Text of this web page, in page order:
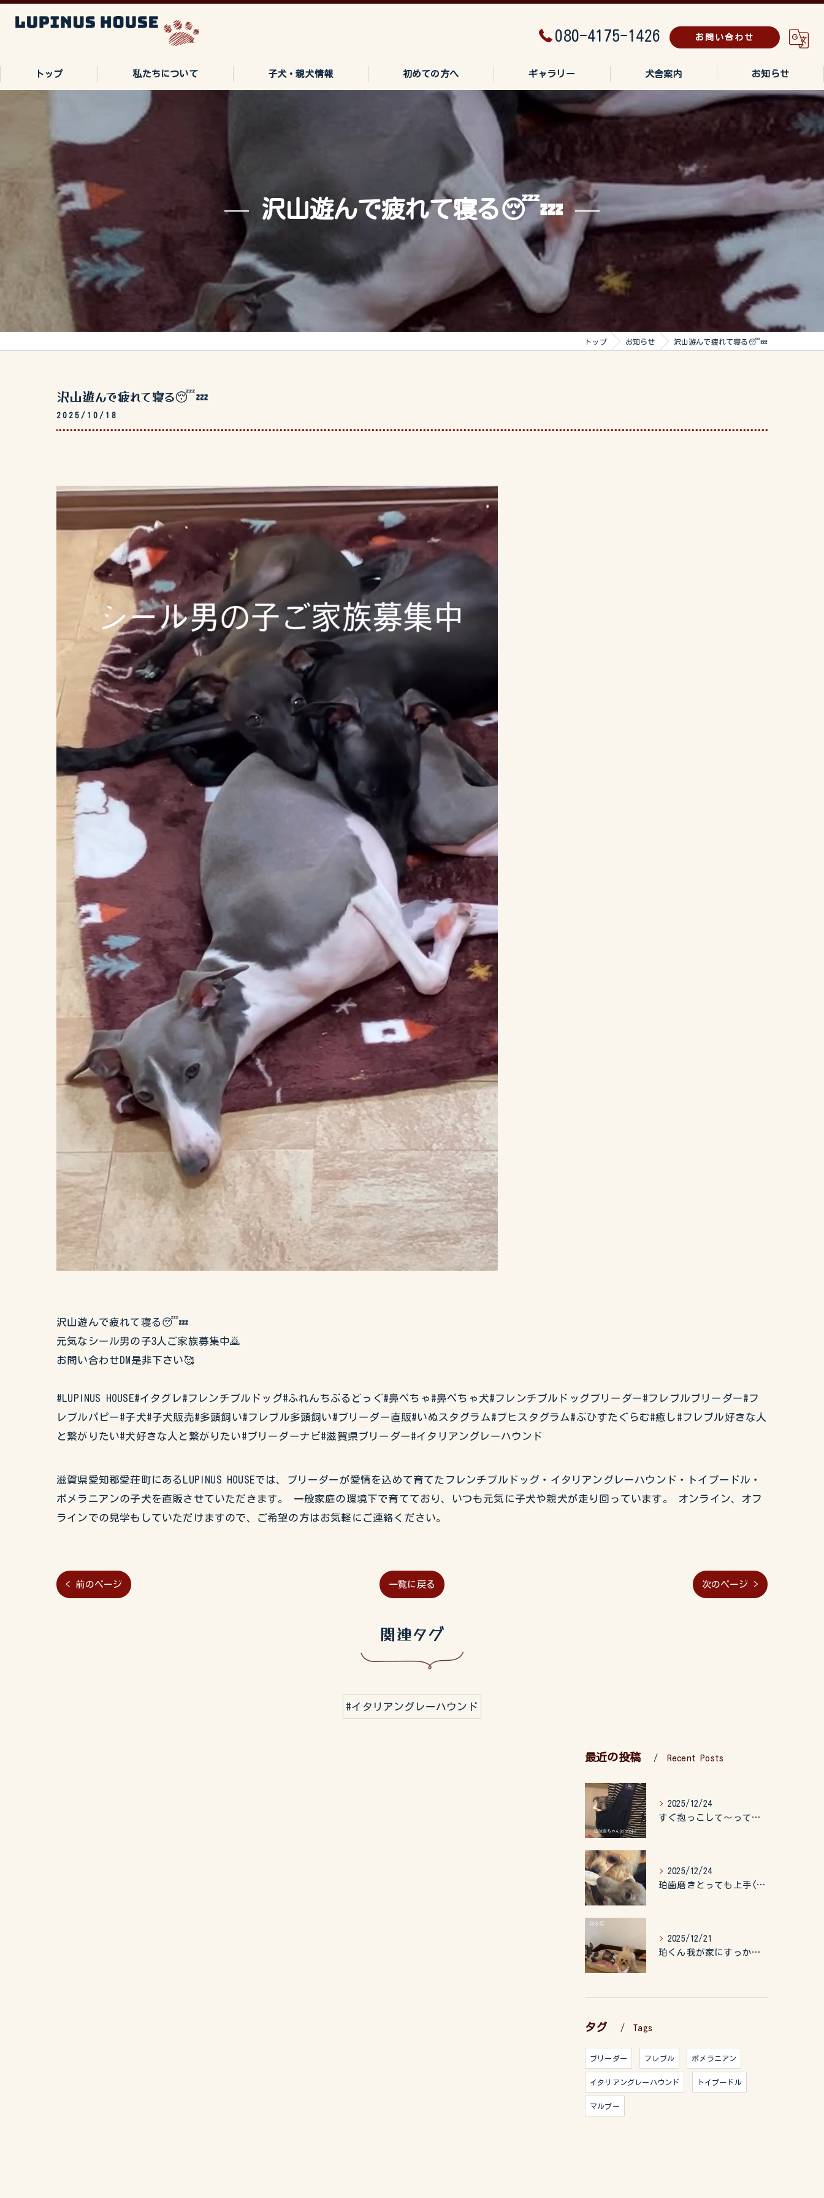
080-4175-1426 お問い合わせ
トップ 私たちについて
ご家族の声
よくある質問
子犬・親犬情報 初めての方へ ギャラリー 犬舎案内 お知らせ
沢山遊んで疲れて寝る😴💤
トップ お知らせ 沢山遊んで疲れて寝る😴💤
沢山遊んで疲れて寝る😴💤
2025/10/18
沢山遊んで疲れて寝る😴💤
元気なシール男の子3人ご家族募集中🙇
お問い合わせDM是非下さい🥰
#LUPINUS HOUSE#イタグレ#フレンチブルドッグ#ふれんちぶるどっぐ#鼻ぺちゃ#鼻ぺちゃ犬#フレンチブルドッグブリーダー#フレブルブリーダー#フ
レブルパピー#子犬#子犬販売#多頭飼い#フレブル多頭飼い#ブリーダー直販#いぬスタグラム#ブヒスタグラム#ぶひすたぐらむ#癒し#フレブル好きな人
と繋がりたい#犬好きな人と繋がりたい#ブリーダーナビ#滋賀県ブリーダー#イタリアングレーハウンド
滋賀県愛知郡愛荘町にあるLUPINUS HOUSEでは、ブリーダーが愛情を込めて育てたフレンチブルドッグ・イタリアングレーハウンド・トイプードル・
ポメラニアンの子犬を直販させていただきます。 一般家庭の環境下で育てており、いつも元気に子犬や親犬が走り回っています。 オンライン、オフ
ラインでの見学もしていただけますので、ご希望の方はお気軽にご連絡ください。
< 前のページ 一覧に戻る 次のページ >
関連タグ
#イタリアングレーハウンド
最近の投稿 Recent Posts
2025/12/24
すぐ抱っこして〜って言うので、抱っこ紐に入れてゆらゆら☺️
2025/12/24
珀歯磨きとっても上手(о´∀`о)
2025/12/21
珀くん我が家にすっかりなれて、キッズのお世話もしてくれて、今...
タグ Tags
ブリーダー フレブル ポメラニアン
イタリアングレーハウンド トイプードル
マルプー